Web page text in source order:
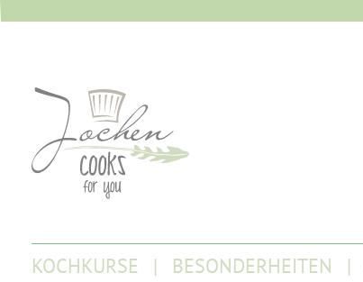
KOCHKURSE BESONDERHEITEN